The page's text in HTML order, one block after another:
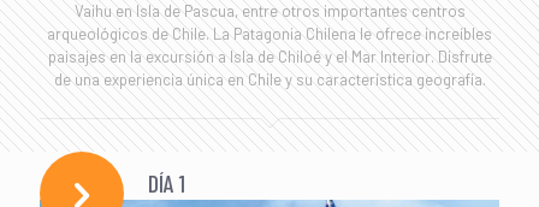
Vaihu en Isla de Pascua, entre otros importantes centros
arqueológicos de Chile. La Patagonia Chilena le ofrece increíbles
paisajes en la excursión a Isla de Chiloé y el Mar Interior. Disfrute
de una experiencia única en Chile y su característica geografía.
DÍA 1